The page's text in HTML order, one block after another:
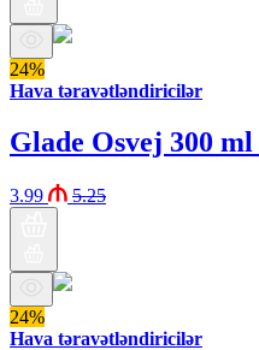
24%
Hava təravətləndiricilər
Glade Osvej 300
3.99 5.25
24%
Hava təravətləndiricilər